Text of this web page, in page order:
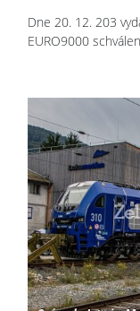
Dne 20. 12. 203
EURO9000